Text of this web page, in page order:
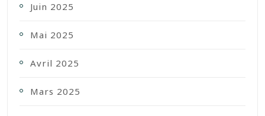
Juin 2025
Mai 2025
Avril 2025
Mars 2025